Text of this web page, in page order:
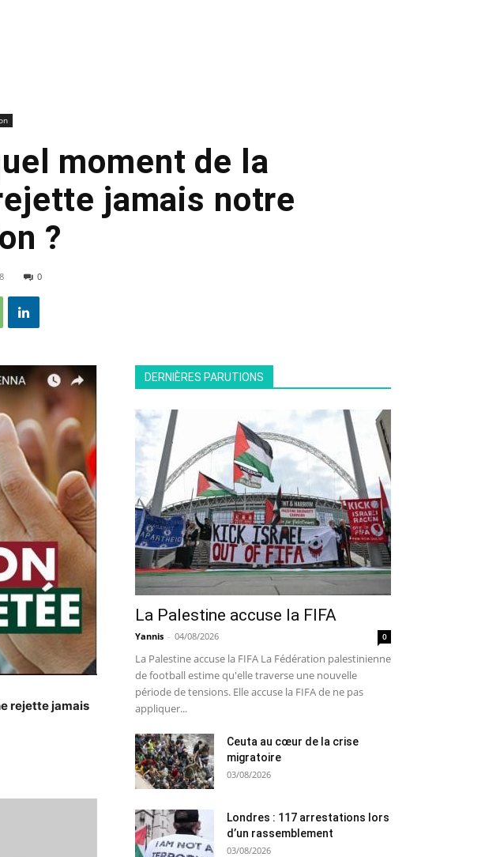
moment de la
jamais notre
?
0
rejette jamais
DERNIÈRES PARUTIONS
La Palestine accuse la FIFA
Yannis - 04/08/2026 0
La Palestine accuse la FIFA La Fédération palestinienne
de football estime qu'elle traverse une nouvelle
période de tensions. Elle accuse la FIFA de ne pas
appliquer...
Ceuta au cœur de la crise
migratoire
03/08/2026
Londres : 117 arrestations lors
d’un rassemblement
03/08/2026